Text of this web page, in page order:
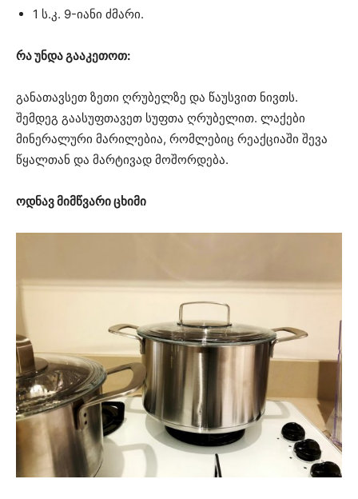
1 ს.კ. 9-იანი ძმარი.
რა უნდა გააკეთოთ:
განათავსეთ ზეთი ღრუბელზე და წაუსვით ნივთს.
შემდეგ გაასუფთავეთ სუფთა ღრუბელით. ლაქები
მინერალური მარილებია, რომლებიც რეაქციაში შევა
წყალთან და მარტივად მოშორდება.
ოდნავ მიმწვარი ცხიმი